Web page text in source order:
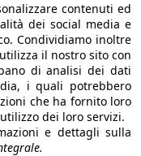
Iscriviti alla
contenuti ed
dei social media e
Condividiamo inoltre
il nostro sito con
di analisi dei dati
i quali potrebbero
che ha fornito loro
dei loro servizi.
e dettagli sulla